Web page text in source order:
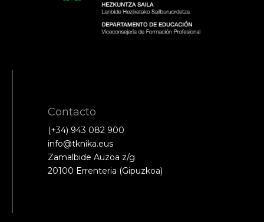
Contacto
(+34) 943 082 900
info@tknika.eus
Zamalbide Auzoa z/g
20100 Errenteria (Gipuzkoa)